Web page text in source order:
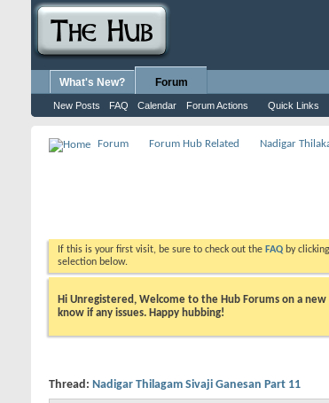
What's New? Forum
New Posts FAQ Calendar Forum Actions Quick Links
Forum Forum Hub Related Nadigar
If this is your first visit, be sure to check out the FAQ by
selection below.
Hi Unregistered, Welcome to the Hub Forums on a
know if any issues. Happy hubbing!
Thread: Nadigar Thilagam Sivaji Ganesan Part 11